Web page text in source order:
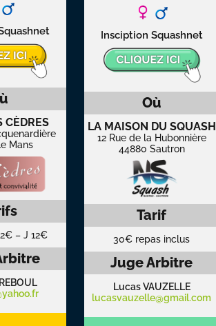
CÈDRES
Mans
– J 12€
Insciption Squashnet
Où
LA MAISON DU SQUASH
12 Rue de la Hubonnière
44880 Sautron
Tarif
30€ repas inclus
Juge Arbitre
Lucas VAUZELLE
lucasvauzelle@gmail.com